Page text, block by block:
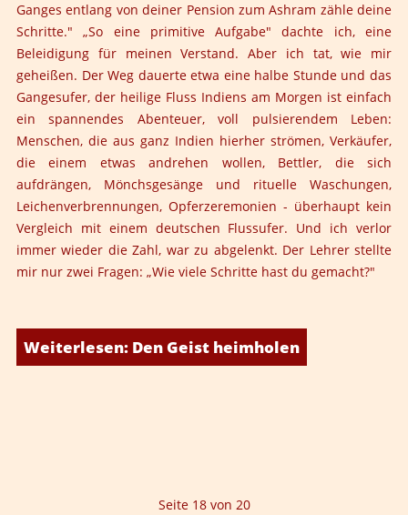
Ganges entlang von deiner Pension zum Ashram zähle deine
Schritte." „So eine primitive Aufgabe" dachte ich, eine
Beleidigung für meinen Verstand. Aber ich tat, wie mir
geheißen. Der Weg dauerte etwa eine halbe Stunde und das
Gangesufer, der heilige Fluss Indiens am Morgen ist einfach
ein spannendes Abenteuer, voll pulsierendem Leben:
Menschen, die aus ganz Indien hierher strömen, Verkäufer,
die einem etwas andrehen wollen, Bettler, die sich
aufdrängen, Mönchsgesänge und rituelle Waschungen,
Leichenverbrennungen, Opferzeremonien - überhaupt kein
Vergleich mit einem deutschen Flussufer. Und ich verlor
immer wieder die Zahl, war zu abgelenkt. Der Lehrer stellte
mir nur zwei Fragen: „Wie viele Schritte hast du gemacht?"
Weiterlesen: Den Geist heimholen
Seite 18 von 20